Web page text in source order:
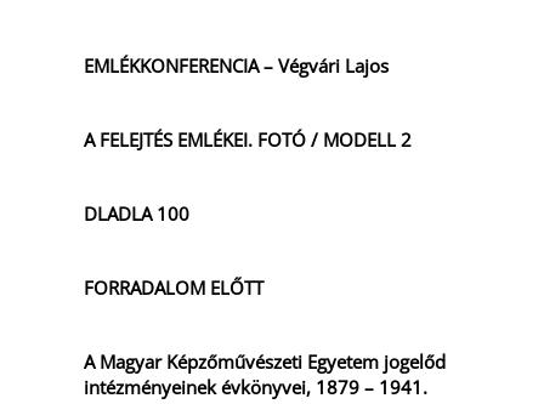
EMLÉKKONFERENCIA – Végvári Lajos
A FELEJTÉS EMLÉKEI. FOTÓ / MODELL 2
DLADLA 100
FORRADALOM ELŐTT
A Magyar Képzőművészeti Egyetem jogelőd
intézményeinek évkönyvei, 1879 – 1941.